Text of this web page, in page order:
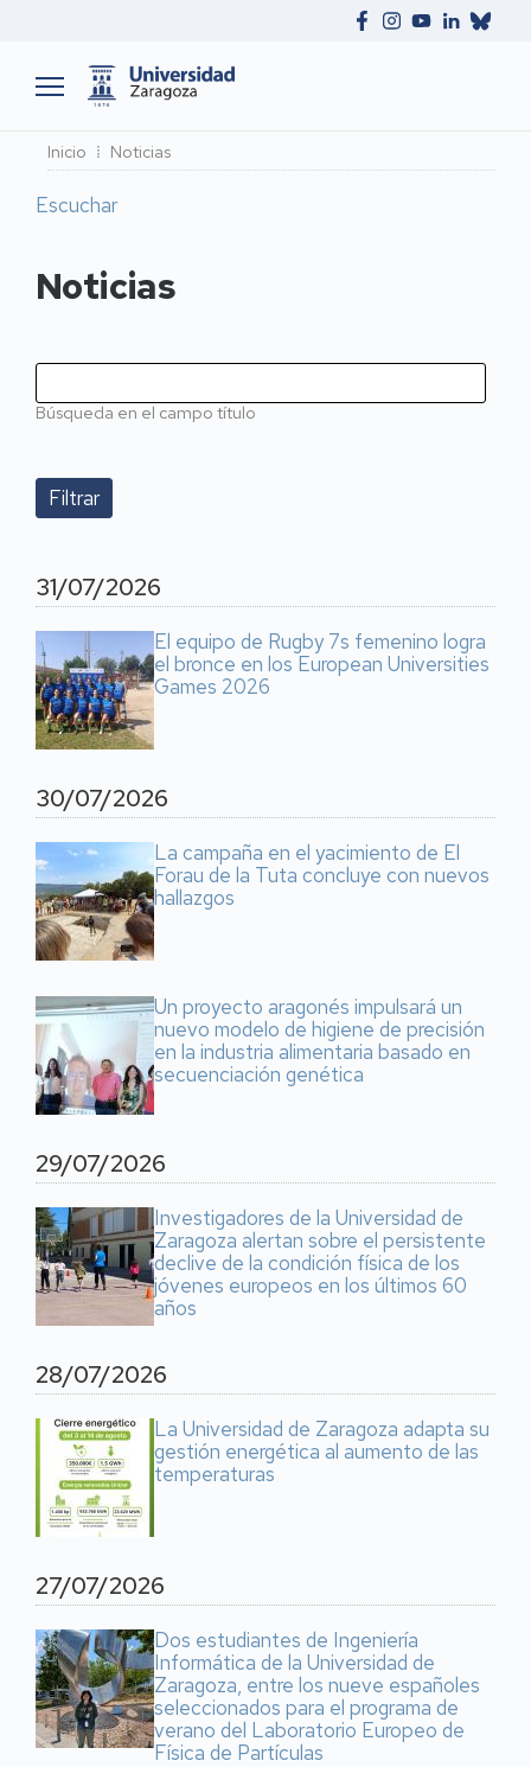
Ruta
de
navegación
Inicio Noticias
Escuchar
Noticias
Búsqueda en el campo título
31/07/2026
El equipo de Rugby 7s femenino logra
el bronce en los European Universities
Games 2026
30/07/2026
La campaña en el yacimiento de El
Forau de la Tuta concluye con nuevos
hallazgos
Un proyecto aragonés impulsará un
nuevo modelo de higiene de precisión
en la industria alimentaria basado en
secuenciación genética
29/07/2026
Investigadores de la Universidad de
Zaragoza alertan sobre el persistente
declive de la condición física de los
jóvenes europeos en los últimos 60
años
28/07/2026
La Universidad de Zaragoza adapta su
gestión energética al aumento de las
temperaturas
27/07/2026
Dos estudiantes de Ingeniería
Informática de la Universidad de
Zaragoza, entre los nueve españoles
seleccionados para el programa de
verano del Laboratorio Europeo de
Física de Partículas